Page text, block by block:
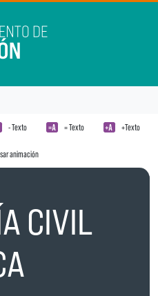
- Texto = Texto +Texto
animación
CIVIL